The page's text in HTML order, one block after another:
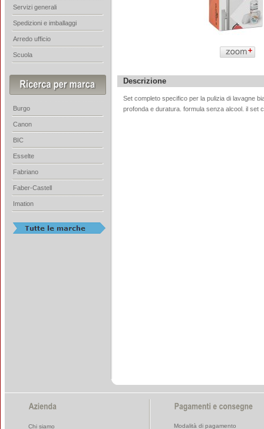
Descrizione
Set completo specifico per la pulizia di lavagne
profonda e duratura. formula senza alcool. il set
Servizi generali
Spedizioni e imballaggi
Arredo ufficio
Scuola
Burgo
Canon
BIC
Esselte
Fabriano
Faber-Castell
Imation
Chi siamo
Modalità di pagamento